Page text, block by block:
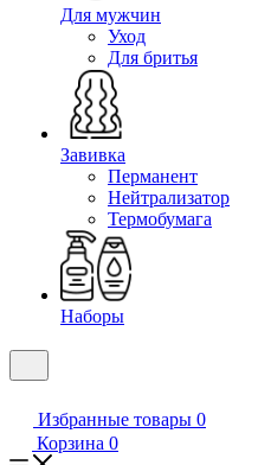
Для мужчин
Уход
Для бритья
Завивка
Перманент
Нейтрализатор
Термобумага
Наборы
Избранные товары 0
Корзина 0